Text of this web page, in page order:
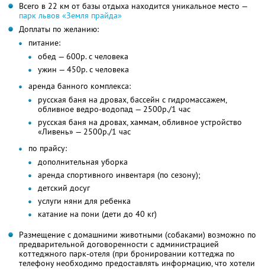
Всего в 22 км от базы отдыха находится уникальное место —
парк львов «Земля прайда»
Доплаты по желанию:
питание:
обед — 600р. с человека
ужин — 450р. с человека
аренда банного комплекса:
русская баня на дровах, бассейн с гидромассажем,
обливное ведро-водопад — 2500р./1 час
русская баня на дровах, хаммам, обливное устройство
«Ливень» — 2500р./1 час
по прайсу:
дополнительная уборка
аренда спортивного инвентаря (по сезону);
детский досуг
услуги няни для ребенка
катание на пони (дети до 40 кг)
Размещение с домашними животными (собаками) возможно по
предварительной договоренности с администрацией
коттеджного парк-отеля (при бронировании коттеджа по
телефону необходимо предоставлять информацию, что хотели